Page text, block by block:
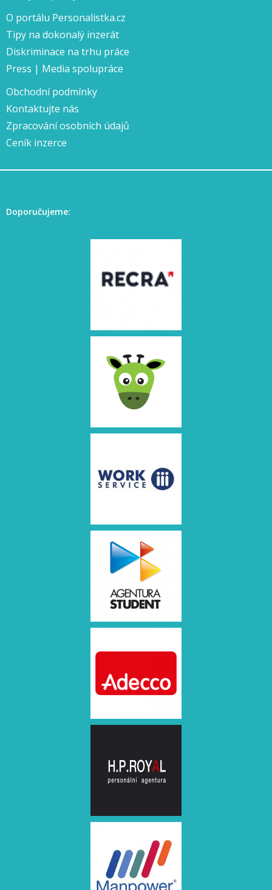
O portálu Personalistka.cz
Tipy na dokonalý inzerát
Diskriminace na trhu práce
Press | Media spolupráce
Obchodní podmínky
Kontaktujte nás
Zpracování osobních údajů
Ceník inzerce
Doporučujeme: